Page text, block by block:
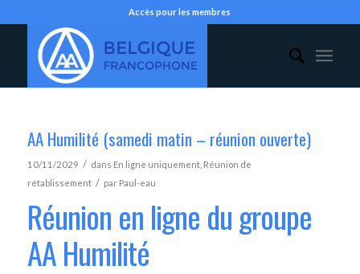
Accès pour les membres
AA Humilité (samedi matin – réunion ouverte)
10/11/2029 / dans En ligne uniquement, Réunion de
rétablissement / par Paul-eau
Réunion en ligne du groupe
AA Humilité